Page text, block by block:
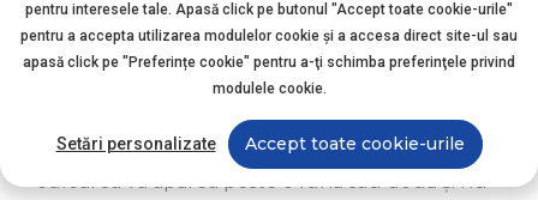
suficiente informații pentru exersarea vederii. Se
pare că lumina puternică poate ajunge în
trece prin obraz. Irisul nu este încă pigmentat,
culoarea va apărea peste o lună sau două și nu
pentru interesele tale. Apasă click pe butonul "Accept toate cookie-urile"
pentru a accepta utilizarea modulelor cookie şi a accesa direct site-ul sau
apasă click pe "Preferințe cookie" pentru a-ţi schimba preferinţele privind
modulele cookie.
Setări personalizate Accept toate cookie-urile